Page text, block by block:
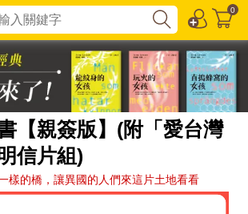
0
【親簽版】(附「愛台灣
信片組)
樣的橋，讓異國的人們來這片土地看看